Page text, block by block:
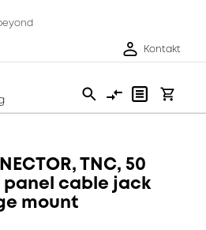
Kontakt
TNC, 50
cable jack
mount